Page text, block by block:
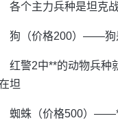
各个主力兵种是坦克
狗（价格200）——狗
红警2中**的动物兵种
坦
蜘蛛（价格500）